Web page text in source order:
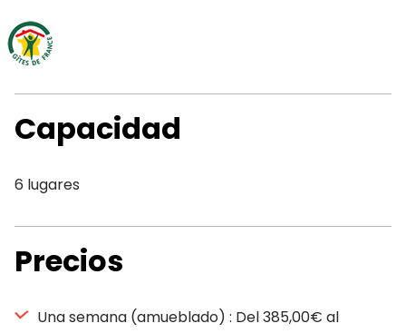
Capacidad
6 lugares
Precios
Una semana (amueblado) : Del 385,00€ al